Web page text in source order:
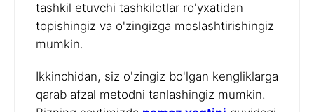
tashkil etuvchi tashkilotlar ro'yxatidan
topishingiz va o'zingizga moslashtirishingiz
mumkin.
Ikkinchidan, siz o'zingiz bo'lgan kengliklarga
qarab afzal metodni tanlashingiz mumkin.